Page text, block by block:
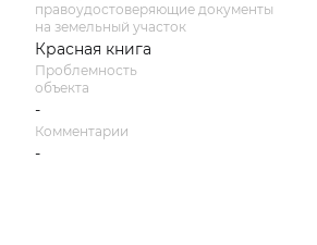
правоудостоверяющие документы
на земельный участок
Красная книга
Проблемность
объекта
-
Комментарии
-